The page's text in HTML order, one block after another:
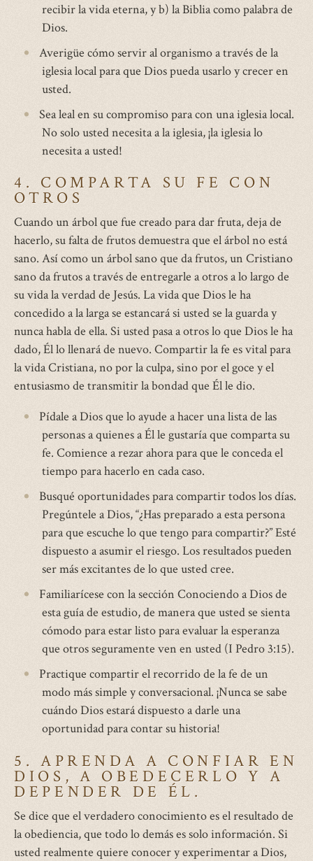
recibir la vida eterna, y b) la Biblia como palabra de
Dios.
Averigüe cómo servir al organismo a través de la
iglesia local para que Dios pueda usarlo y crecer en
usted.
Sea leal en su compromiso para con una iglesia local.
No solo usted necesita a la iglesia, ¡la iglesia lo
necesita a usted!
4. COMPARTA SU FE CON
OTROS
Cuando un árbol que fue creado para dar fruta, deja de
hacerlo, su falta de frutos demuestra que el árbol no está
sano. Así como un árbol sano que da frutos, un Cristiano
sano da frutos a través de entregarle a otros a lo largo de
su vida la verdad de Jesús. La vida que Dios le ha
concedido a la larga se estancará si usted se la guarda y
nunca habla de ella. Si usted pasa a otros lo que Dios le ha
dado, Él lo llenará de nuevo. Compartir la fe es vital para
la vida Cristiana, no por la culpa, sino por el goce y el
entusiasmo de transmitir la bondad que Él le dio.
Pídale a Dios que lo ayude a hacer una lista de las
personas a quienes a Él le gustaría que comparta su
fe. Comience a rezar ahora para que le conceda el
tiempo para hacerlo en cada caso.
Busqué oportunidades para compartir todos los días.
Pregúntele a Dios, “¿Has preparado a esta persona
para que escuche lo que tengo para compartir?” Esté
dispuesto a asumir el riesgo. Los resultados pueden
ser más excitantes de lo que usted cree.
Familiarícese con la sección Conociendo a Dios de
esta guía de estudio, de manera que usted se sienta
cómodo para estar listo para evaluar la esperanza
que otros seguramente ven en usted (I Pedro 3:15).
Practique compartir el recorrido de la fe de un
modo más simple y conversacional. ¡Nunca se sabe
cuándo Dios estará dispuesto a darle una
oportunidad para contar su historia!
5. APRENDA A CONFIAR EN
DIOS, A OBEDECERLO Y A
DEPENDER DE ÉL.
Se dice que el verdadero conocimiento es el resultado de
la obediencia, que todo lo demás es solo información. Si
usted realmente quiere conocer y experimentar a Dios,